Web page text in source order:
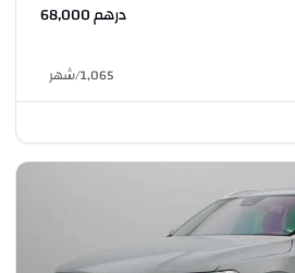
درهم 68,000
1,065
/شهر